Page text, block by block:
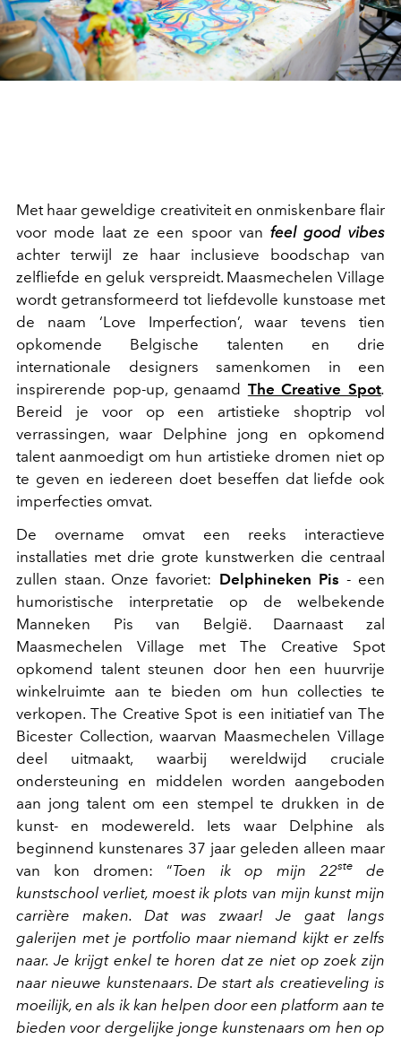
Met haar geweldige creativiteit en onmiskenbare flair
voor mode laat ze een spoor van feel good vibes
achter terwijl ze haar inclusieve boodschap van
zelfliefde en geluk verspreidt. Maasmechelen Village
wordt getransformeerd tot liefdevolle kunstoase met
de naam ‘Love Imperfection’, waar tevens tien
opkomende Belgische talenten en drie
internationale designers samenkomen in een
inspirerende pop-up, genaamd The Creative Spot.
Bereid je voor op een artistieke shoptrip vol
verrassingen, waar Delphine jong en opkomend
talent aanmoedigt om hun artistieke dromen niet op
te geven en iedereen doet beseffen dat liefde ook
imperfecties omvat.
De overname omvat een reeks interactieve
installaties met drie grote kunstwerken die centraal
zullen staan. Onze favoriet: Delphineken Pis - een
humoristische interpretatie op de welbekende
Manneken Pis van België. Daarnaast zal
Maasmechelen Village met The Creative Spot
opkomend talent steunen door hen een huurvrije
winkelruimte aan te bieden om hun collecties te
verkopen. The Creative Spot is een initiatief van The
Bicester Collection, waarvan Maasmechelen Village
deel uitmaakt, waarbij wereldwijd cruciale
ondersteuning en middelen worden aangeboden
aan jong talent om een stempel te drukken in de
kunst- en modewereld. Iets waar Delphine als
beginnend kunstenares 37 jaar geleden alleen maar
van kon dromen: “Toen ik op mijn 22stede
kunstschool verliet, moest ik plots van mijn kunst mijn
carrière maken. Dat was zwaar! Je gaat langs
galerijen met je portfolio maar niemand kijkt er zelfs
naar. Je krijgt enkel te horen dat ze niet op zoek zijn
naar nieuwe kunstenaars. De start als creatieveling is
moeilijk, en als ik kan helpen door een platform aan te
bieden voor dergelijke jonge kunstenaars om hen op